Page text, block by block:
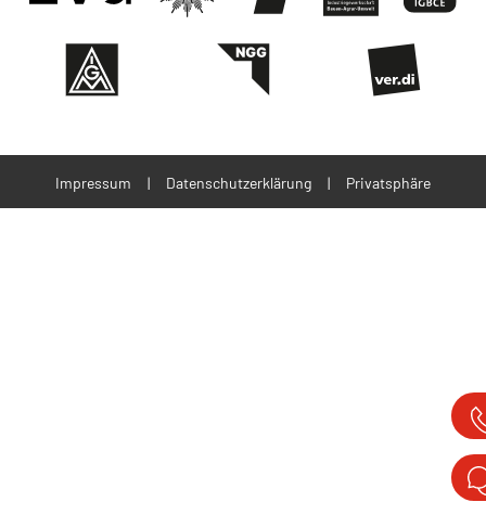
Impressum | Datenschutzerklärung | Privatsphäre